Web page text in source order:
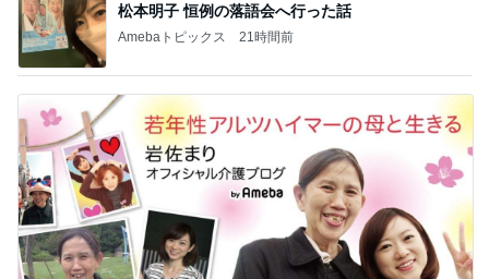
松本明子 恒例の落語会へ行った話
Amebaトピックス 21時間前